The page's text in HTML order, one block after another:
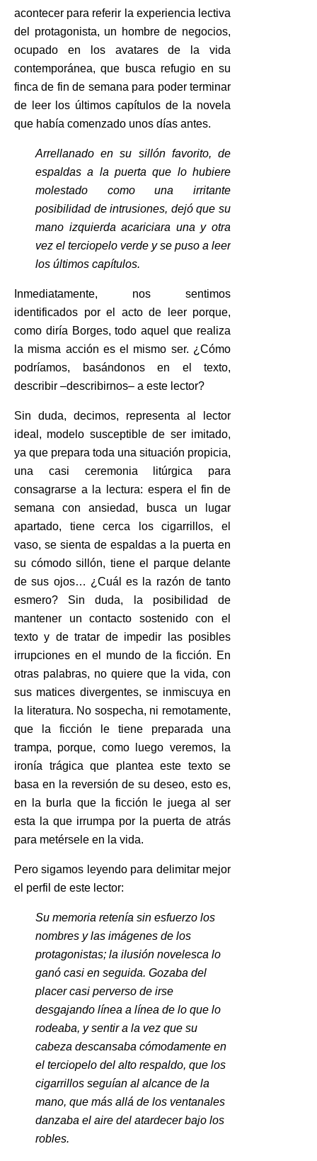
acontecer para referir la experiencia lectiva
del protagonista, un hombre de negocios,
ocupado en los avatares de la vida
contemporánea, que busca refugio en su
finca de fin de semana para poder terminar
de leer los últimos capítulos de la novela
que había comenzado unos días antes.
Arrellanado en su sillón favorito, de
espaldas a la puerta que lo hubiere
molestado como una irritante
posibilidad de intrusiones, dejó que su
mano izquierda acariciara una y otra
vez el terciopelo verde y se puso a leer
los últimos capítulos.
Inmediatamente, nos sentimos
identificados por el acto de leer porque,
como diría Borges, todo aquel que realiza
la misma acción es el mismo ser. ¿Cómo
podríamos, basándonos en el texto,
describir –describirnos– a este lector?
Sin duda, decimos, representa al lector
ideal, modelo susceptible de ser imitado,
ya que prepara toda una situación propicia,
una casi ceremonia litúrgica para
consagrarse a la lectura: espera el fin de
semana con ansiedad, busca un lugar
apartado, tiene cerca los cigarrillos, el
vaso, se sienta de espaldas a la puerta en
su cómodo sillón, tiene el parque delante
de sus ojos… ¿Cuál es la razón de tanto
esmero? Sin duda, la posibilidad de
mantener un contacto sostenido con el
texto y de tratar de impedir las posibles
irrupciones en el mundo de la ficción. En
otras palabras, no quiere que la vida, con
sus matices divergentes, se inmiscuya en
la literatura. No sospecha, ni remotamente,
que la ficción le tiene preparada una
trampa, porque, como luego veremos, la
ironía trágica que plantea este texto se
basa en la reversión de su deseo, esto es,
en la burla que la ficción le juega al ser
esta la que irrumpa por la puerta de atrás
para metérsele en la vida.
Pero sigamos leyendo para delimitar mejor
el perfil de este lector:
Su memoria retenía sin esfuerzo los
nombres y las imágenes de los
protagonistas; la ilusión novelesca lo
ganó casi en seguida. Gozaba del
placer casi perverso de irse
desgajando línea a línea de lo que lo
rodeaba, y sentir a la vez que su
cabeza descansaba cómodamente en
el terciopelo del alto respaldo, que los
cigarrillos seguían al alcance de la
mano, que más allá de los ventanales
danzaba el aire del atardecer bajo los
robles.